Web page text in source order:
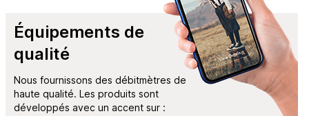
Équipements de
qualité
Nous fournissons des débitmètres de
haute qualité. Les produits sont
développés avec un accent sur :